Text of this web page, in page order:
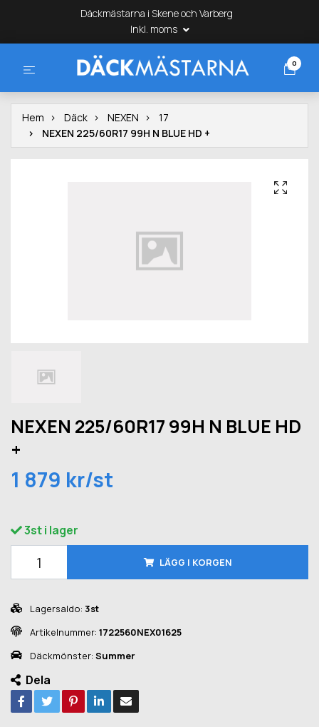
Däckmästarna i Skene och Varberg
Inkl. moms
0
Hem Däck NEXEN
17
NEXEN 225/60R17 99H N BLUE HD +
NEXEN 225/60R17 99H N BLUE HD
+
1 879 kr/st
3st i lager
LÄGG I KORGEN
Lagersaldo: 3st
Artikelnummer: 1722560NEX01625
Däckmönster: Summer
Dela